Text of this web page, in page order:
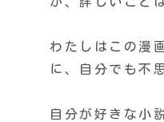
わたしはこの漫
に、自分でも不
自分が好きな小